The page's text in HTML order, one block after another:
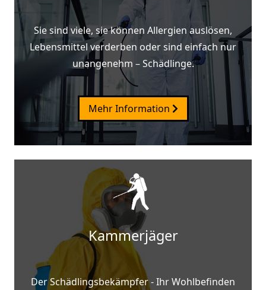
Sie sind viele, sie können Allergien auslösen,
Lebensmittel verderben oder sind einfach nur
unangenehm – Schädlinge.
Mehr Information
Kammerjäger
Der Schädlingsbekämpfer - Ihr Wohlbefinden